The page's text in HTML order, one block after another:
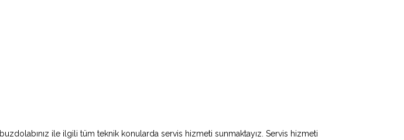
buzdolabınız ile ilgili tüm teknik konularda servis hizmeti sunmaktayız. Servis hizmeti